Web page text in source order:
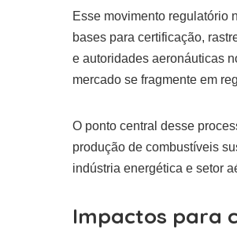
Esse movimento regulatório
bases para certificação,
e autoridades aeronáuticas
mercado se fragmente em
O ponto central desse
produção de combustíveis
indústria energética e setor
Impactos para